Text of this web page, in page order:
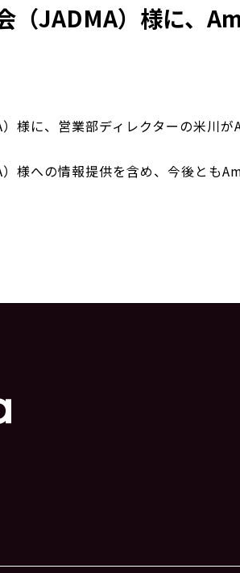
（JADMA）様に、
様に、営業部ディレクターの米川
様への情報提供を含め、今後とも